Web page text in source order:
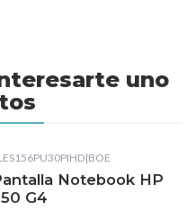
uno
|BOE
Notebook HP
G4